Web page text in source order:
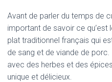
Avant de parler du temps de
important de savoir ce qu’est
plat traditionnel français qui
de sang et de viande de
avec des herbes et des
unique et délicieux.